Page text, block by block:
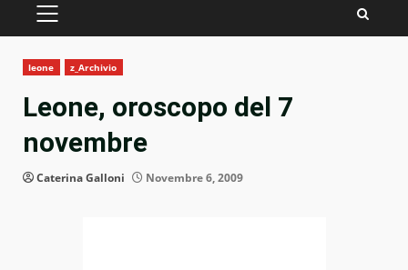
PRIMARY
leone z_Archivio
Leone, oroscopo del 7
novembre
Caterina Galloni Novembre 6, 2009